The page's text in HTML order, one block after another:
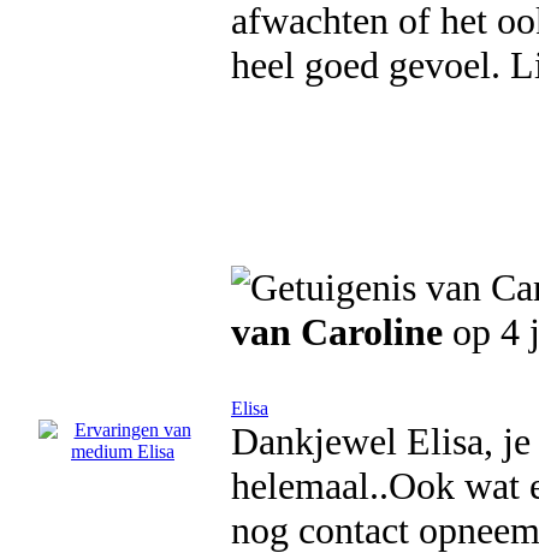
afwachten of het
heel goed gevoel.
van Caroline op 4
Elisa
Dankjewel Elisa,
helemaal..Ook wat
nog contact